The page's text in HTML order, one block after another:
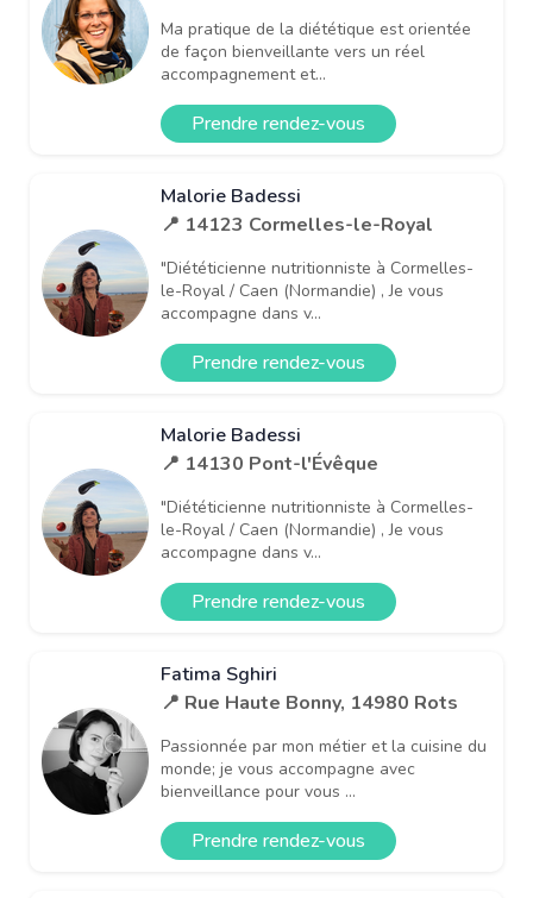
Ma pratique de la diététique est orientée
de façon bienveillante vers un réel
accompagnement et...
Prendre rendez-vous
Malorie Badessi
📍 14123 Cormelles-le-Royal
"Diététicienne nutritionniste à Cormelles-
le-Royal / Caen (Normandie) , Je vous
accompagne dans v...
Prendre rendez-vous
Malorie Badessi
📍 14130 Pont-l'Évêque
"Diététicienne nutritionniste à Cormelles-
le-Royal / Caen (Normandie) , Je vous
accompagne dans v...
Prendre rendez-vous
Fatima Sghiri
📍 Rue Haute Bonny, 14980 Rots
Passionnée par mon métier et la cuisine du
monde; je vous accompagne avec
bienveillance pour vous ...
Prendre rendez-vous